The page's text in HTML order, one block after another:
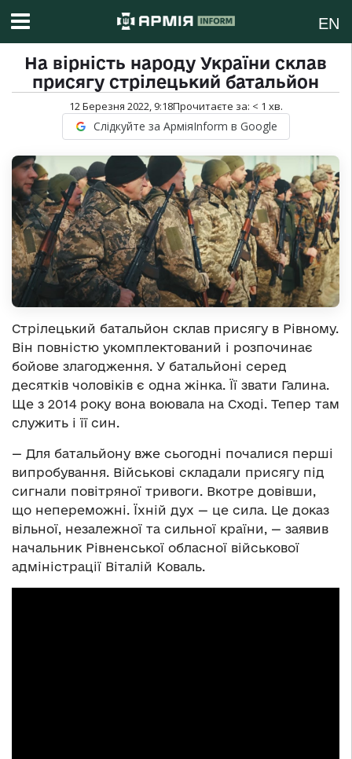
EN
На вірність народу України склав
присягу стрілецький батальйон
12 Березня 2022, 9:18Прочитаєте за: < 1 хв.
Слідкуйте за АрміяInform в Google
Стрілецький батальйон склав присягу в Рівному.
Він повністю укомплектований і розпочинає
бойове злагодження. У батальйоні серед
десятків чоловіків є одна жінка. Її звати Галина.
Ще з 2014 року вона воювала на Сході. Тепер там
служить і її син.
— Для батальйону вже сьогодні почалися перші
випробування. Військові складали присягу під
сигнали повітряної тривоги. Вкотре довівши,
що непереможні. Їхній дух — це сила. Це доказ
вільної, незалежної та сильної країни, — заявив
начальник Рівненської обласної військової
адміністрації Віталій Коваль.